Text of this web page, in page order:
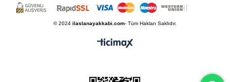
© 2024 ilaslanayakkabi.com- Tüm Hakları Saklıdır.